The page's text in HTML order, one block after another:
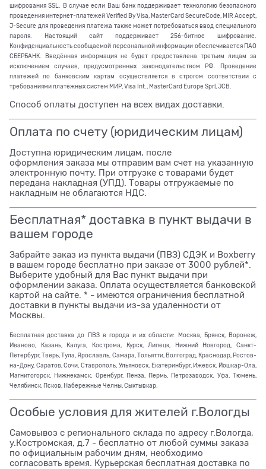
шифрования SSL. В случае если Ваш банк поддерживает технологию безопасного
проведения интернет-платежей Verified By Visa, MasterCard SecureCode, MIR Accept,
J-Secure для проведения платежа также может потребоваться ввод специального
пароля. Настоящий сайт поддерживает 256-битное шифрование.
Конфиденциальность сообщаемой персональной информации обеспечивается ПАО
СБЕРБАНК. Введённая информация не будет предоставлена третьим лицам за
исключением случаев, предусмотренных законодательством РФ. Проведение
платежей по банковским картам осуществляется в строгом соответствии с
требованиями платёжных систем МИР, Visa Int., MasterCard Europe Sprl, JCB.
Способ оплаты доступен на всех видах доставки.
Оплата по счету (юридическим лицам)
Доступна юридическим лицам, после
оформления заказа мы отправим вам счет на указанную
электронную почту. При отгрузке с товарами будет
передана накладная (УПД). Товары отгружаемые по
накладным не облагаются НДС.
Бесплатная* доставка в пункт выдачи в
вашем городе
Забрайте заказ из пункта выдачи (ПВЗ) СДЭК и Boxberry
в вашем городе бесплатно при заказе от 3000 рублей*.
Выберите удобный для Вас пункт выдачи при
оформлении заказа. Оплата осуществляется банковской
картой на сайте. * - имеются ограничения бесплатной
доставки в пункты выдачи из-за удаленности от
Москвы.
Бесплатная доставка до ПВЗ в города и их области: Москва, Брянск, Воронеж,
Иваново, Казань, Калуга, Кострома, Курск, Липецк, Нижний Новгород, Санкт-
Петербург, Тверь, Тула, Ярославль, Самара, Тольятти, Волгоград, Краснодар, Ростов-
на-Дону, Саратов, Сочи, Ставрополь, Ульяновск, Екатеринбург, Ижевск, Йошкар-Ола,
Магнитогорск, Нижнекамск, Оренбург, Пенза, Пермь, Петрозаводск, Уфа, Тюмень,
Челябинск, Псков, Набережные Челны, Сыктывкар.
Особые условия для жителей г.Вологды
Самовывоз с регионального склада по адресу г.Вологда,
у.Костромская, д.7 - бесплатно от любой суммы заказа
по официальным рабочим дням, необходимо
согласовать время. Курьерская бесплатная доставка по